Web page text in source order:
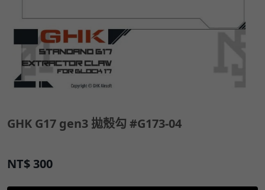
GHK G17 gen3 拋殼勾 #G173-04
NT$ 300